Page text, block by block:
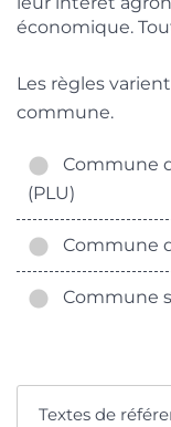
économique.
Les règles
commune.
Commune
(PLU)
Commune
Commune
Textes de